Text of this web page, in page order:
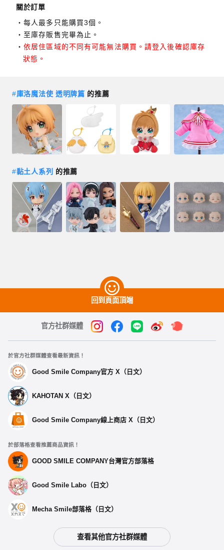
關於訂單
每人最多只能購買3個。
至庫存販售完畢為止。
依居住區域的不同有可能無法購買。請登入後確認庫存
狀態。
#庫洛魔法使 透明牌篇 的推薦
#黏土人系列 的推薦
回到頁面頂端
官方社群媒體
於官方社群媒體查看最新資訊！
Good Smile Company官方 X（日文）
KAHOTAN X（日文）
Good Smile Company線上商店 X（日文）
於部落格查看推薦商品資訊！
GOOD SMILE COMPANY台灣官方部落格
Good Smile Labo（日文）
Mecha Smile部落格（日文）
查看其他官方社群媒體